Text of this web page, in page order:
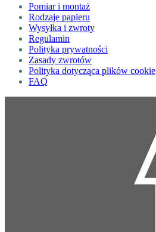
Pomiar i montaż
Rodzaje papieru
Wysyłka i zwroty
Regulamin
Polityka prywatności
Zasady zwrotów
Polityka dotycząca plików cookie
FAQ